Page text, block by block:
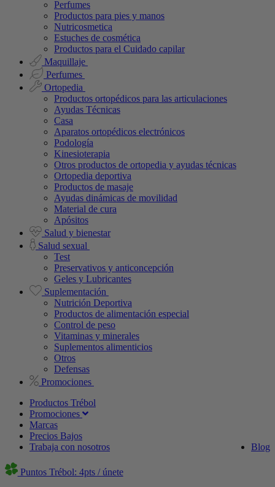
Perfumes
Productos para pies y manos
Nutricosmetica
Estuches de cosmética
Productos para el Cuidado capilar
Maquillaje
Perfumes
Ortopedia
Productos ortopédicos para las articulaciones
Ayudas Técnicas
Casa
Aparatos ortopédicos electrónicos
Podología
Kinesioterapia
Otros productos de ortopedia y ayudas técnicas
Ortopedia deportiva
Productos de masaje
Ayudas dinámicas de movilidad
Material de cura
Apósitos
Salud y bienestar
Salud sexual
Test
Preservativos y anticoncepción
Geles y Lubricantes
Suplementación
Nutrición Deportiva
Productos de alimentación especial
Control de peso
Vitaminas y minerales
Suplementos alimenticios
Otros
Defensas
Promociones
Productos Trébol
Promociones
Marcas
Precios Bajos
Blog
Trabaja con nosotros
Puntos Trébol: 4pts / únete